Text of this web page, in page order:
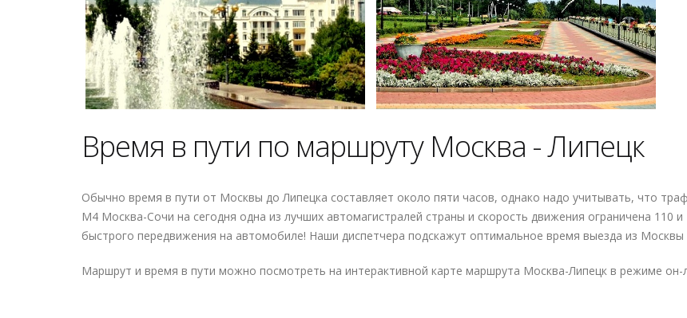
Время в пути по маршруту Москва - Липецк
Обычно время в пути от Москвы до Липецка составляет около пяти часов, однако надо учитывать, что
М4 Москва-Сочи на сегодня одна из лучших автомагистралей страны и скорость движения ограничена 110
быстрого передвижения на автомобиле! Наши диспетчера подскажут оптимальное время выезда из Москвы
Маршрут и время в пути можно посмотреть на интерактивной карте маршрута Москва-Липецк в режиме он-